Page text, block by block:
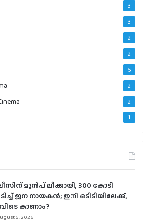
3
3
2
2
5
2
2
1
മുൻപ് ലീക്കായി, 300 കോടി
ജന നായകൻ; ഇനി ഒടിടിയിലേക്ക്,
കാണാം?
5, 2026